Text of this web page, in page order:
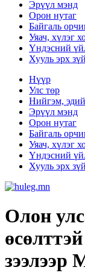
Эрүүл мэнд
Орон нутаг
Байгаль
Уяач, хүлэг
Үндэсний
Хууль эрх зүй
Нүүр
Улс төр
Нийгэм,
Эрүүл мэнд
Орон нутаг
Байгаль
Уяач, хүлэг
Үндэсний
Хууль эрх зүй
Олон
зээлээр